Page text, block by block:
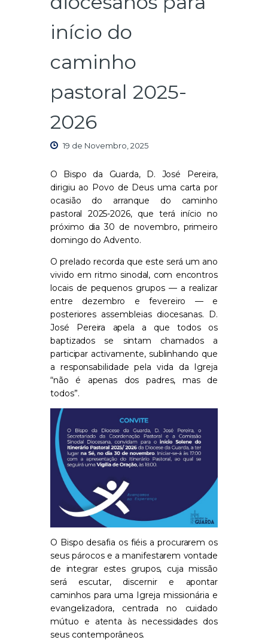
início do
caminho
pastoral 2025-
2026
19 de Novembro, 2025
O Bispo da Guarda, D. José Pereira,
dirigiu ao Povo de Deus uma carta por
ocasião do arranque do caminho
pastoral 2025-2026, que terá início no
próximo dia 30 de novembro, primeiro
domingo do Advento.
O prelado recorda que este será um ano
vivido em ritmo sinodal, com encontros
locais de pequenos grupos — a realizar
entre dezembro e fevereiro — e
posteriores assembleias diocesanas. D.
José Pereira apela a que todos os
baptizados se sintam chamados a
participar activamente, sublinhando que
a responsabilidade pela vida da Igreja
“não é apenas dos padres, mas de
todos”.
O Bispo desafia os fiéis a procurarem os
seus párocos e a manifestarem vontade
de integrar estes grupos, cuja missão
será escutar, discernir e apontar
caminhos para uma Igreja missionária e
evangelizadora, centrada no cuidado
mútuo e atenta às necessidades dos
seus contemporâneos.